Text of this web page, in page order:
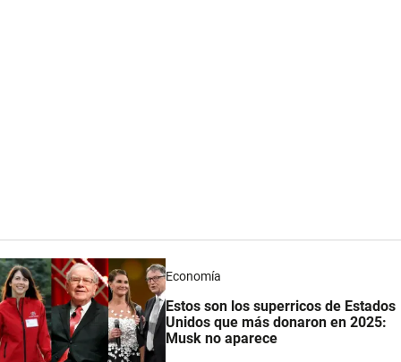
Economía
Estos son los superricos de Estados
Unidos que más donaron en 2025:
Musk no aparece